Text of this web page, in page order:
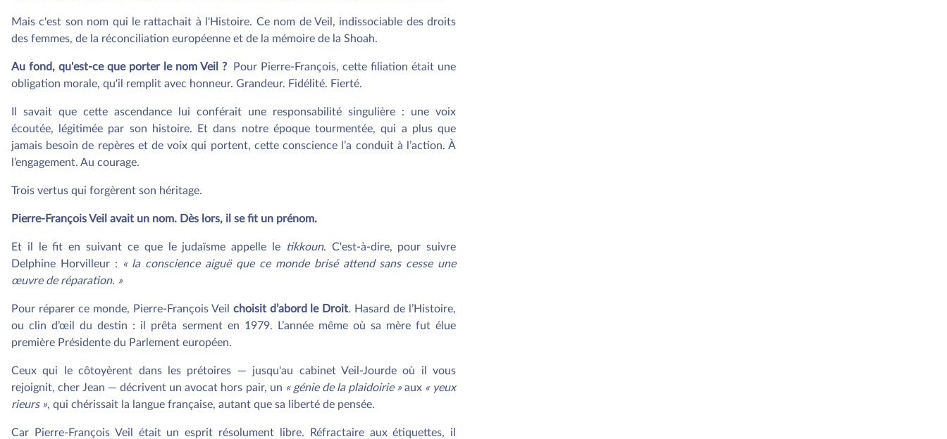
Mais c'est son nom qui le rattachait à l'Histoire. Ce nom de Veil, indissociable des droits
des femmes, de la réconciliation européenne et de la mémoire de la Shoah.
Au fond, qu'est-ce que porter le nom Veil ?Pour Pierre-François, cette filiation était une
obligation morale, qu'il remplit avec honneur. Grandeur. Fidélité. Fierté.
Il savait que cette ascendance lui conférait une responsabilité singulière : une voix
écoutée, légitimée par son histoire. Et dans notre époque tourmentée, qui a plus que
jamais besoin de repères et de voix qui portent, cette conscience l’a conduit à l’action. À
l’engagement. Au courage.
Trois vertus qui forgèrent son héritage.
Pierre-François Veil avait un nom. Dès lors, il se fit un prénom.
Et il le fit en suivant ce que le judaïsme appelle le tikkoun. C'est-à-dire, pour suivre
Delphine Horvilleur :
« la conscience aiguë que ce monde brisé attend sans cesse une
œuvre de réparation. »
Pour réparer ce monde, Pierre-François Veil choisit d’abord le Droit. Hasard de l’Histoire,
ou clin d’œil du destin : il prêta serment en 1979. L’année même où sa mère fut élue
première Présidente du Parlement européen.
Ceux qui le côtoyèrent dans les prétoires — jusqu'au cabinet Veil-Jourde où il vous
rejoignit, cher Jean — décrivent un avocat hors pair, un « génie de la plaidoirie » aux « yeux
rieurs », qui chérissait la langue française, autant que sa liberté de pensée.
Car Pierre-François Veil était un esprit résolument libre. Réfractaire aux étiquettes, il